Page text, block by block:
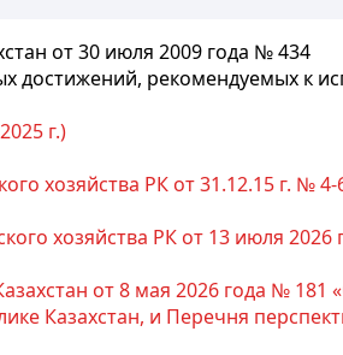
от 30 июля 2009 года № 434
достижений, рекомендуемых к
г.)
хозяйства РК от 31.12.15 г. № 4-
хозяйства РК от 13 июля 2026
от 8 мая 2026 года №
Казахстан, и Перечня